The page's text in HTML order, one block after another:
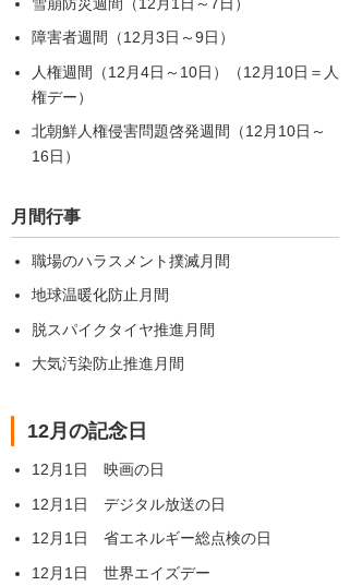
障害者週間（12月3日～9日）
人権週間（12月4日～10日）（12月10日＝人
権デー）
北朝鮮人権侵害問題啓発週間（12月10日～
16日）
月間行事
職場のハラスメント撲滅月間
地球温暖化防止月間
脱スパイクタイヤ推進月間
大気汚染防止推進月間
12月の記念日
12月1日 映画の日
12月1日 デジタル放送の日
12月1日 省エネルギー総点検の日
12月1日 世界エイズデー